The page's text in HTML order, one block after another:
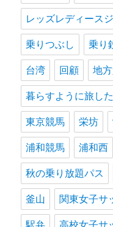
レッズレディース
乗りつぶし 乗り
台湾 回顧 地
暮らすように旅し
東京競馬 栄坊
浦和競馬 浦和西
秋の乗り放題パス
釜山 関東女子サ